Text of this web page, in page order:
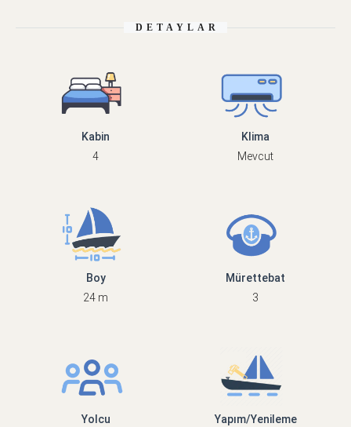
DETAYLAR
Kabin
4
Klima
Mevcut
Boy
24 m
Mürettebat
3
Yolcu
Yapım/Yenileme